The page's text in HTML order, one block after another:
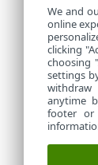
We and
online
clicking
choosing
settings
anytime
footer or